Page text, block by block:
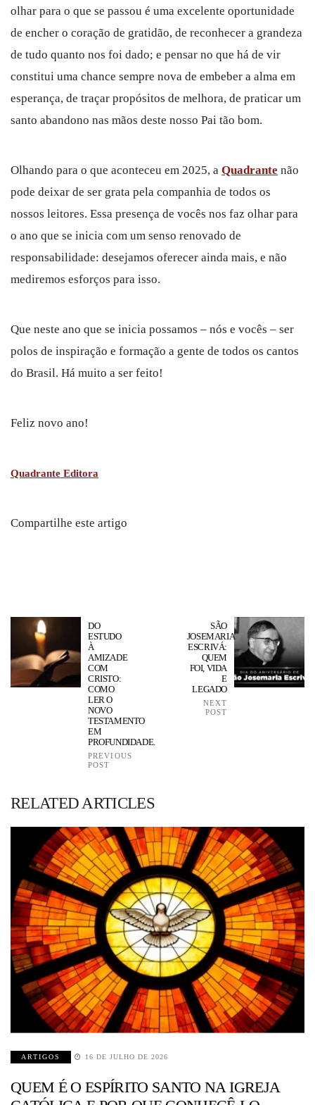
olhar para o que se passou é uma excelente oportunidade
de encher o coração de gratidão, de reconhecer a grandeza
de tudo quanto nos foi dado; e pensar no que há de vir
constitui uma chance sempre nova de embeber a alma em
esperança, de traçar propósitos de melhora, de praticar um
santo abandono nas mãos deste nosso Pai tão bom.
Olhando para o que aconteceu em 2025, a Quadrante não
pode deixar de ser grata pela companhia de todos os
nossos leitores. Essa presença de vocês nos faz olhar para
o ano que se inicia com um senso renovado de
responsabilidade: desejamos oferecer ainda mais, e não
mediremos esforços para isso.
Que neste ano que se inicia possamos – nós e vocês – ser
polos de inspiração e formação a gente de todos os cantos
do Brasil. Há muito a ser feito!
Feliz novo ano!
Quadrante Editora
Compartilhe este artigo
DO
ESTUDO
À
AMIZADE
COM
CRISTO:
COMO
LER O
NOVO
TESTAMENTO
EM
PROFUNDIDADE.
PREVIOUS
POST
SÃO
JOSEMARIA
ESCRIVÁ:
QUEM
FOI, VIDA
E
LEGADO
NEXT
POST
RELATED ARTICLES
ARTIGOS 16 DE JULHO DE 2026
QUEM É O ESPÍRITO SANTO NA IGREJA